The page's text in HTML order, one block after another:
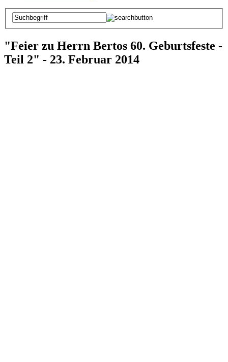
"Feier zu Herrn Bertos 60. Geburtsfeste -
Teil 2" - 23. Februar 2014